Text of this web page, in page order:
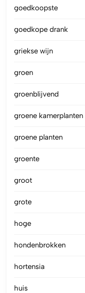
goedkoopste
goedkope drank
griekse wijn
groen
groenblijvend
groene kamerplanten
groene planten
groente
groot
grote
hoge
hondenbrokken
hortensia
huis